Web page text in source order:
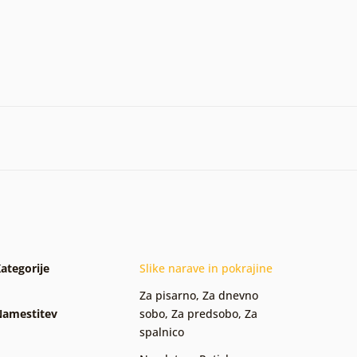
Slike narave in pokrajine
Za pisarno, Za dnevno
sobo, Za predsobo, Za
spalnico